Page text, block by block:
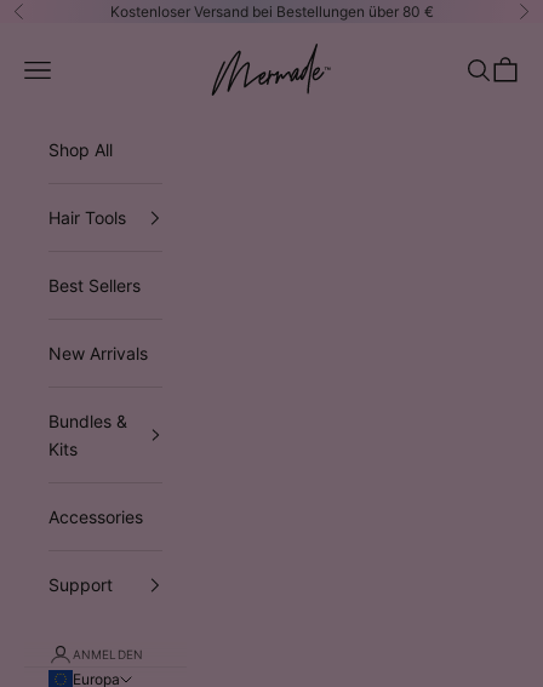
Zum Inhalt springen
Zurück Kostenloser Versand bei Bestellungen über 80 € Vor
Mermade Hair™ EUROPE
Navigationsmenü öffnen Suche
Shop All
Hair Tools
Best Sellers
New Arrivals
Bundles &
Kits
Accessories
Support
ANMELDEN
Europa